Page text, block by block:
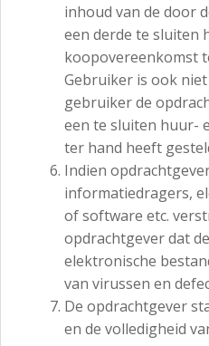
inhoud van de door
een derde te sluiten
koopovereenkomst
Gebruiker is ook
gebruiker de
een te sluiten huur-
ter hand heeft
Indien
informatiedragers,
of software etc.
opdrachtgever dat
elektronische
van virussen en
De opdrachtgever
en de volledigheid